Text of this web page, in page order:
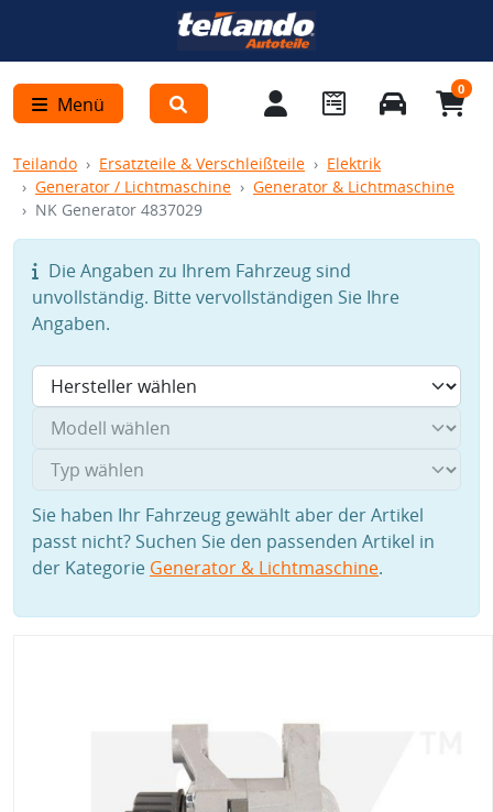
Menü
0
Teilando Ersatzteile & Verschleißteile
Elektrik
Generator / Lichtmaschine
Generator & Lichtmaschine
NK Generator 4837029
Die Angaben zu Ihrem Fahrzeug sind
unvollständig. Bitte vervollständigen Sie Ihre
Angaben.
Sie haben Ihr Fahrzeug gewählt aber der Artikel
passt nicht? Suchen Sie den passenden Artikel in
der Kategorie Generator & Lichtmaschine.